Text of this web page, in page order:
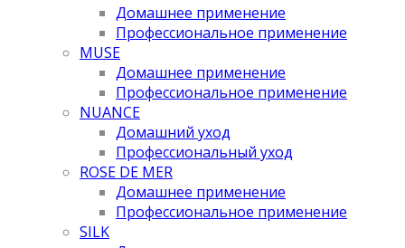
Домашнее применение
Профессиональное применение
MUSE
Домашнее применение
Профессиональное применение
NUANCE
Домашний уход
Профессиональный уход
ROSE DE MER
Домашнее применение
Профессиональное применение
SILK